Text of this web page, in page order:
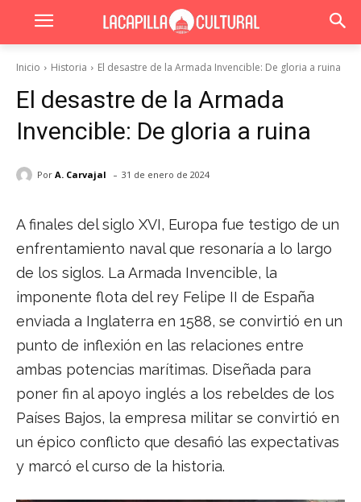
Inicio Historia El desastre de la Armada Invencible: De gloria a ruina
El desastre de la Armada
Invencible: De gloria a ruina
Por A. Carvajal - 31 de enero de 2024
A finales del siglo XVI, Europa fue testigo de un
enfrentamiento naval que resonaría a lo largo
de los siglos. La Armada Invencible, la
imponente flota del rey Felipe II de España
enviada a Inglaterra en 1588, se convirtió en un
punto de inflexión en las relaciones entre
ambas potencias marítimas. Diseñada para
poner fin al apoyo inglés a los rebeldes de los
Países Bajos, la empresa militar se convirtió en
un épico conflicto que desafió las expectativas
y marcó el curso de la historia.